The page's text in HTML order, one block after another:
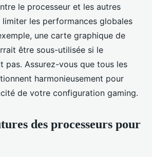
le processeur et les autres
les performances globales
une carte graphique de
être sous-utilisée si le
pas. Assurez-vous que tous les
harmonieusement pour
de votre configuration gaming.
des processeurs pour